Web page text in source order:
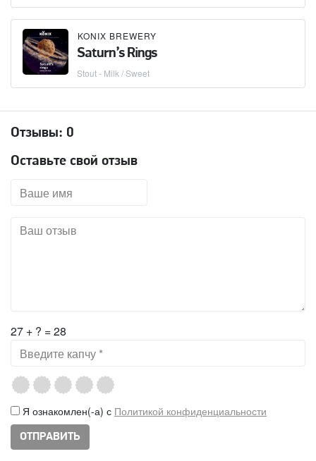
KONIX BREWERY
Saturn’s Rings
Stout - Milk / Sweet
Отзывы: 0
Оставьте свой отзыв
27 + ? = 28
Я ознакомлен(-а) с Политикой конфиденциальности